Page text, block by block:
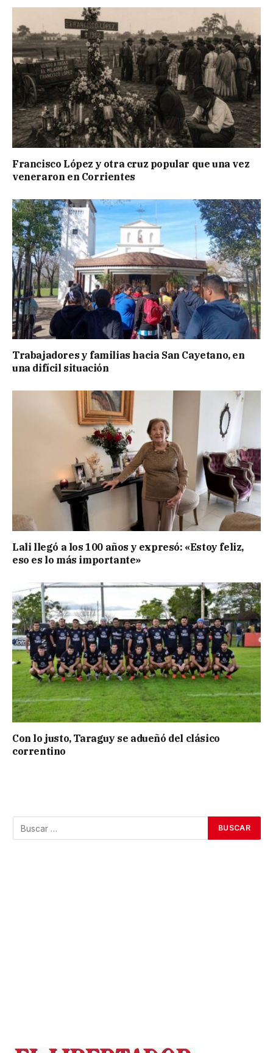
Francisco López y otra cruz popular que una vez
veneraron en Corrientes
Trabajadores y familias hacia San Cayetano, en
una difícil situación
Lali llegó a los 100 años y expresó: «Estoy feliz,
eso es lo más importante»
Con lo justo, Taraguy se adueñó del clásico
correntino